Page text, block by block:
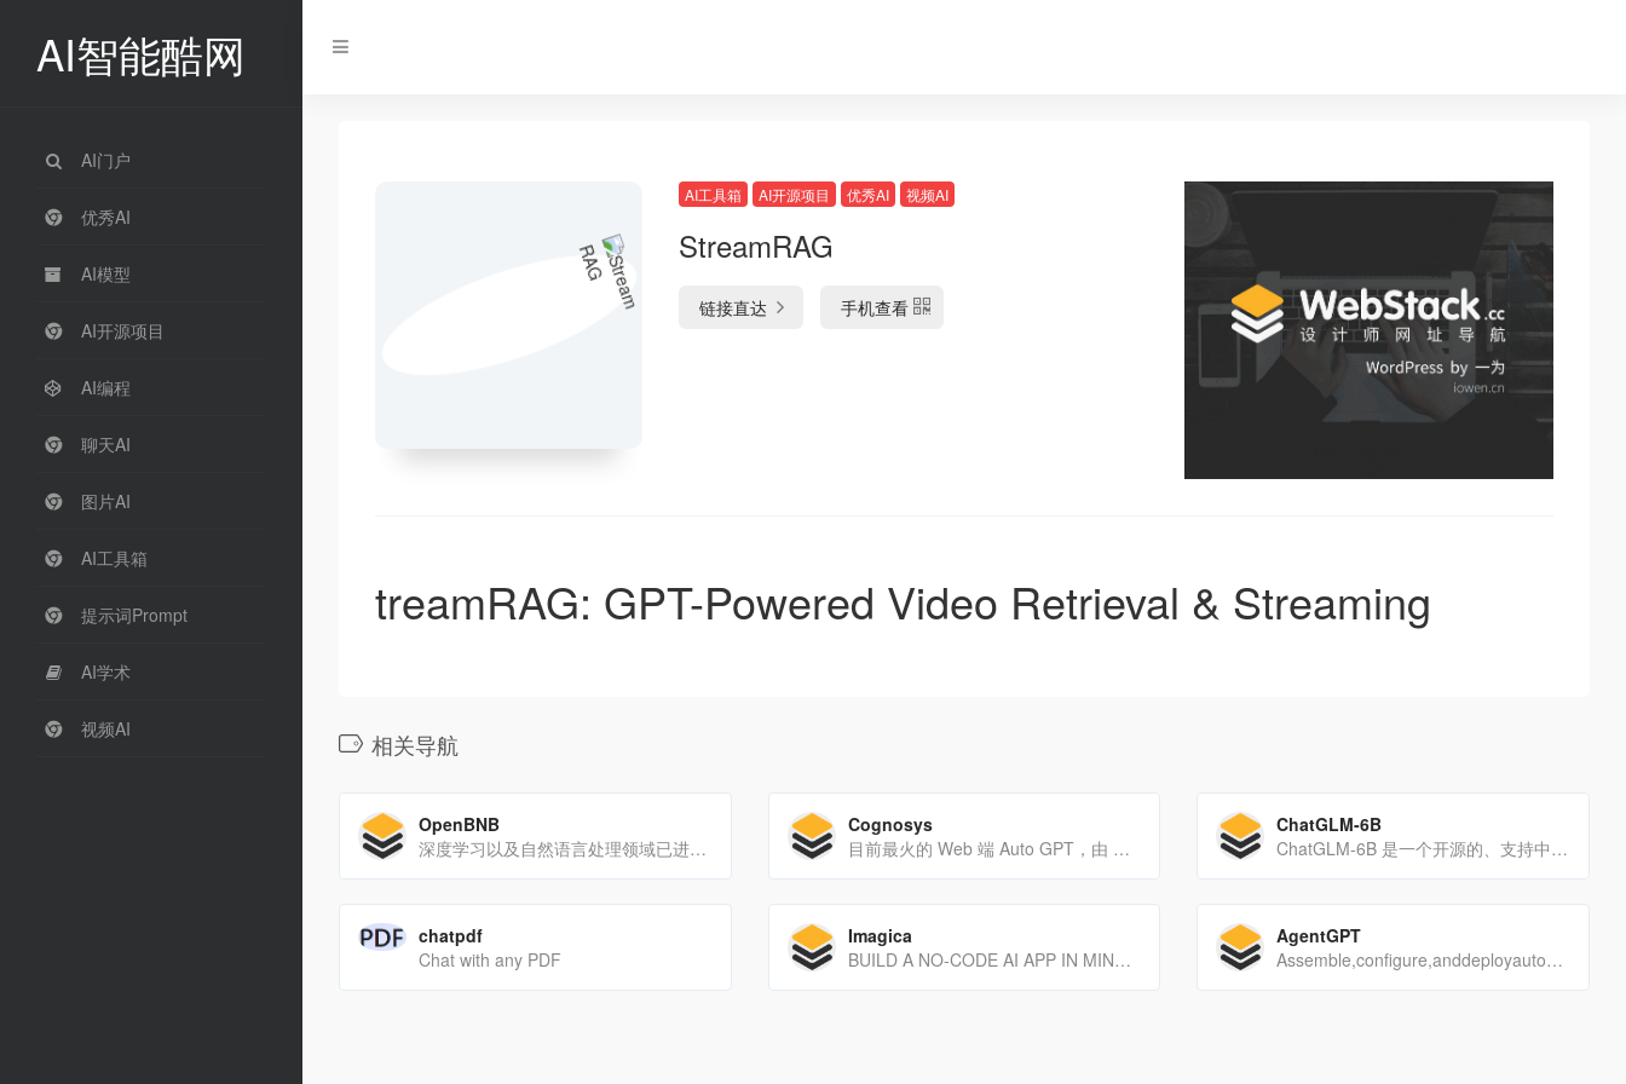
AI智能酷网
AI门户
优秀AI
AI模型
AI开源项目
AI编程
聊天AI
图片AI
AI工具箱
提示词Prompt
AI学术
视频AI
AI工具箱 AI开源项目 优秀AI 视频AI
StreamRAG
链接直达 手机查看
treamRAG: GPT-Powered Video Retrieval & Streaming
相关导航
OpenBNB
深度学习以及自然语言处理领域已进入大模型时代，参数规模的指数增长带来了相关应用的质变发展，为广阔的学科交叉带来了新的视野。OpenBMB携手清华大学自然语言处理实验室，共同推出《大模型交叉研讨课》，意在为对大模型感兴趣的同学提供相关资源，为大模型领域的探索打下基础。本课程将手把手带领同学从深度学习开始快速了解大模型的相关理论和实践，最后利用所学知识进行前沿问题的探索。
Cognosys
目前最火的 Web 端 Auto GPT，由 Homam Tradeit 与 Sully Omarr 共同开发。输入项目名称，设定目标，输入或自动生成三项任务，即可让代理自动完成目标
ChatGLM-6B
ChatGLM-6B 是一个开源的、支持中英双语的对话语言模型，基于 General Language Model (GLM) 架构，具有 62 亿参数
chatpdf
Chat with any PDF
Imagica
BUILD A NO-CODE AI APP IN MINUTES
AgentGPT
Assemble,configure,anddeployautonomousAIAgentsinyourbrowser.